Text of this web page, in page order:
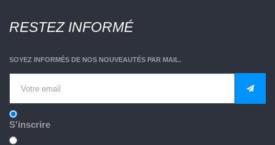
RESTEZ INFORMÉ
SOYEZ INFORMÉS DE NOS NOUVEAUTÉS PAR MAIL.
S'inscrire